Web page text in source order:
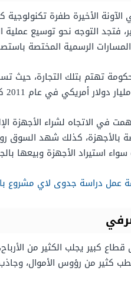
الأخيرة طفرة تكنولوجية
فتجد التوجه نحو توسيع عملية
الرسمية المختصة
في الاتجاه لشراء الأجهزة
بالأجهزة، كذلك شهد السوق
سواء استيراد الأجهزة
عمل دراسة جدوى لاي مشروع
قطاع كبير يجلب الكثير من
كثير من رؤوس الأموال،